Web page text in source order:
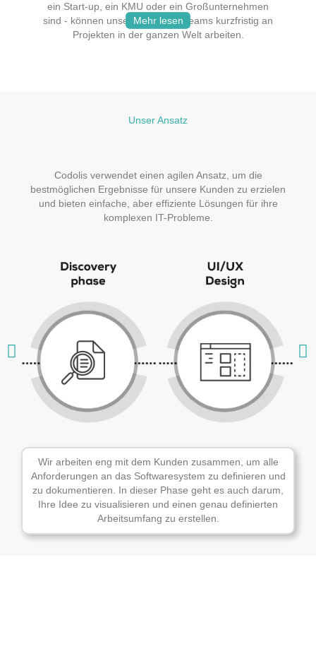
Mehr lesen
Mehr lesen
ein Start-up, ein KMU oder ein Großunternehmen
sind - können unsere Entwicklerteams kurzfristig an
Projekten in der ganzen Welt arbeiten.
Mehr lesen
Unser Ansatz
Codolis verwendet einen agilen Ansatz , um die
bestmöglichen Ergebnisse für unsere Kunden zu erzielen
und bieten einfache, aber effiziente Lösungen für ihre
komplexen IT-Probleme.
Wir arbeiten eng mit dem Kunden zusammen, um alle
Anforderungen an das Softwaresystem zu definieren und
zu dokumentieren. In dieser Phase geht es auch darum,
Ihre Idee zu visualisieren und einen genau definierten
Arbeitsumfang zu erstellen.